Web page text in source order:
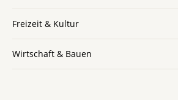
Freizeit & Kultur
Wirtschaft & Bauen